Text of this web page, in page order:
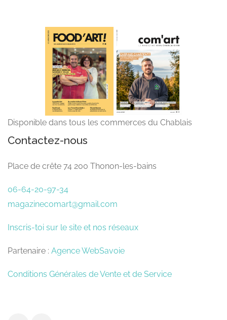
Disponible dans tous les commerces du Chablais
Contactez-nous
Place de crête 74 200 Thonon-les-bains
06-64-20-97-34
magazinecomart@gmail.com
Inscris-toi sur le site et nos réseaux
Partenaire : Agence WebSavoie
Conditions Générales de Vente et de Service